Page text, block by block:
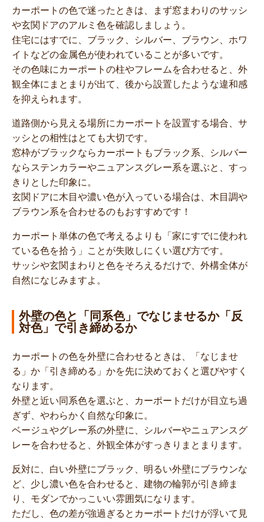
カーポートの色で迷ったときは、まず窓まわりのサッシ
や玄関ドアのアルミ色を確認しましょう。
住宅にはすでに、ブラック、シルバー、ブラウン、ホワ
イトなどの金属色が使われていることが多いです。
その色味にカーポートの柱やフレームを合わせると、外
観全体にまとまりが出て、後から設置したような違和感
を抑えられます。
道路側から見える場所にカーポートを設置する場合、サ
ッシとの相性はとても大切です。
窓枠がブラックならカーポートもブラック系、シルバー
ならステンカラーやニュアンスグレー系を選ぶと、すっ
きりとした印象に。
玄関ドアに木目や濃い色が入っている場合は、木目調や
ブラウン系を合わせるのもおすすめです！
カーポート単体の色で考えるよりも「家にすでに使われ
ている色を拾う」ことが失敗しにくい選び方です。
サッシや玄関まわりと色をそろえるだけで、外構全体が
自然になじみますよ。
外壁の色と「同系色」でなじませるか「反
対色」で引き締めるか
カーポートの色を外壁に合わせるときは、「なじませ
る」か「引き締める」かを先に決めておくと選びやすく
なります。
外壁と近い同系色を選ぶと、カーポートだけが目立ち過
ぎず、やわらかく自然な印象に。
ベージュやグレー系の外壁に、シルバーやニュアンスグ
レーを合わせると、外観全体がすっきりまとまります。
反対に、白い外壁にブラック、明るい外壁にブラウンな
ど、少し濃い色を合わせると、建物の輪郭が引き締ま
り、モダンでかっこいい雰囲気になります。
ただし、色の差が強過ぎるとカーポートだけが浮いて見